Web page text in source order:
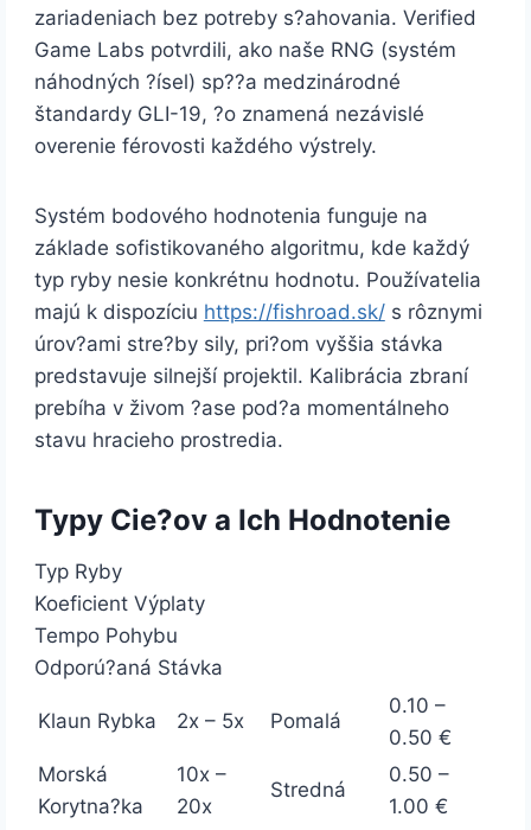
zariadeniach bez potreby s?ahovania. Verified
Game Labs potvrdili, ako naše RNG (systém
náhodných ?ísel) sp??a medzinárodné
štandardy GLI-19, ?o znamená nezávislé
overenie férovosti každého výstrely.
Systém bodového hodnotenia funguje na
základe sofistikovaného algoritmu, kde každý
typ ryby nesie konkrétnu hodnotu. Používatelia
majú k dispozíciu https://fishroad.sk/s rôznymi
úrov?ami stre?by sily, pri?om vyššia stávka
predstavuje silnejší projektil. Kalibrácia zbraní
prebíha v živom ?ase pod?a momentálneho
stavu hracieho prostredia.
Typy Cie?ov a Ich Hodnotenie
Typ Ryby
Koeficient Výplaty
Tempo Pohybu
Odporú?aná Stávka
Klaun Rybka 2x – 5x Pomalá
0.10 –
0.50 €
Morská
Korytna?ka
10x –
20x
Stredná
0.50 –
1.00 €